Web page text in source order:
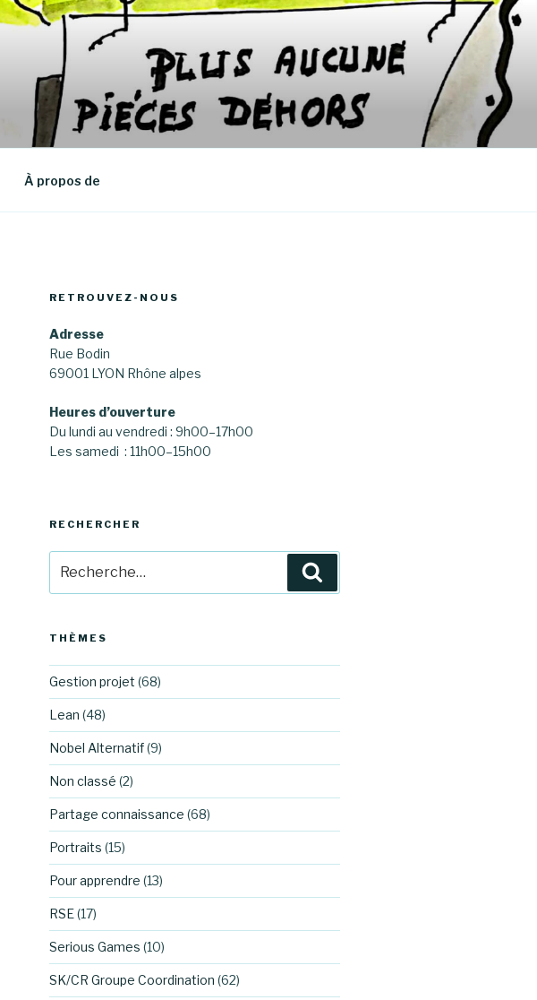
À propos de
RETROUVEZ-NOUS
Adresse
Rue Bodin
69001 LYON Rhône alpes
Heures d’ouverture
Du lundi au vendredi : 9h00–17h00
Les samedi : 11h00–15h00
RECHERCHER
pour
THÈMES
Gestion projet (68)
Lean (48)
Nobel Alternatif(9)
Non classé (2)
Partage connaissance (68)
Portraits (15)
Pour apprendre (13)
RSE(17)
Serious Games (10)
SK/CR Groupe Coordination (62)